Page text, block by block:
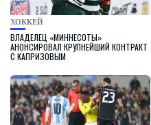
ХОККЕЙ
ВЛАДЕЛЕЦ «МИННЕСОТЫ»
АНОНСИРОВАЛ КРУПНЕЙШИЙ КОНТРАКТ
С КАПРИЗОВЫМ